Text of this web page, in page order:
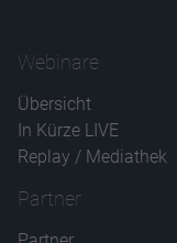
Webinare
Übersicht
In Kürze LIVE
Replay / Mediathek
Partner